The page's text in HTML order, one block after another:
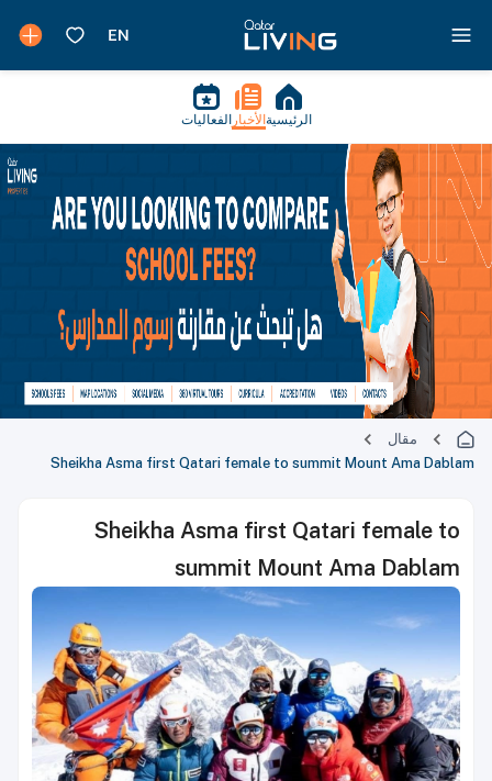
الرئيسية الأخبار الفعاليات
مقال
Sheikha Asma first Qatari female to summit Mount Ama Dablam
Sheikha Asma first Qatari female to
summit Mount Ama Dablam